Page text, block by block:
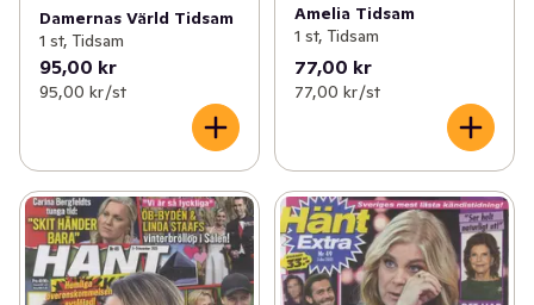
Damernas Värld Tidsam
1 st, Tidsam
95,00 kr
95,00 kr /st
Amelia Tidsam
1 st, Tidsam
77,00 kr
77,00 kr /st